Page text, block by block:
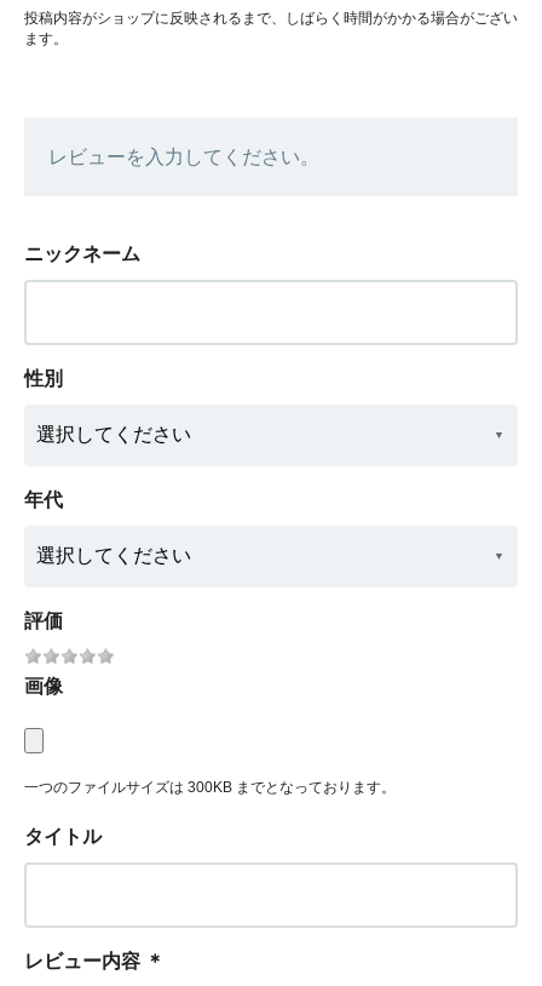
投稿内容がショップに反映されるまで、しばらく時間がかかる場合がござい
ます。
レビューを入力してください。
ニックネーム
性別
年代
評価
画像
一つのファイルサイズは 300KB までとなっております。
タイトル
レビュー内容 ＊